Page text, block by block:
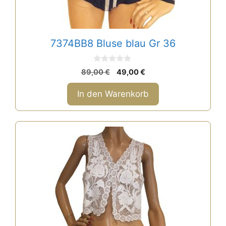
7374BB8 Bluse blau Gr 36
0
v
o
n
5
89,00€
Ursprünglicher
Preis
war:
89,00 €
49,00€Aktueller
Preis
ist:
49,00 €.
In den Warenkorb